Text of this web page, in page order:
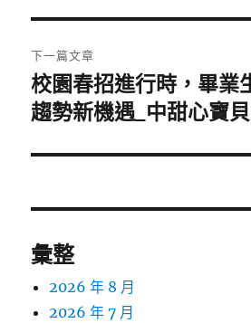
覽
文
章:
下一篇文章
下
一
文
校園春招進行時，畢業
趨勢新機遇_中甜心寶
彙整
2026 年 8 月
2026 年 7 月